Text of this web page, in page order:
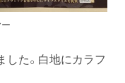
た。白地にカラフ